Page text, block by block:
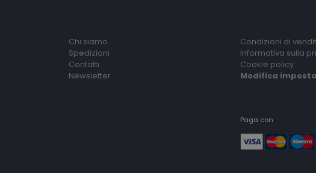
Chi siamo
Spedizioni
Contatti
Newsletter
Condizioni di
Informativa sulla
Cookie policy
Modifica
Paga con